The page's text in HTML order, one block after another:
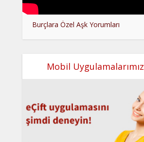
Burçlara Özel Aşk Yorumları
Mobil Uygulamalarımız